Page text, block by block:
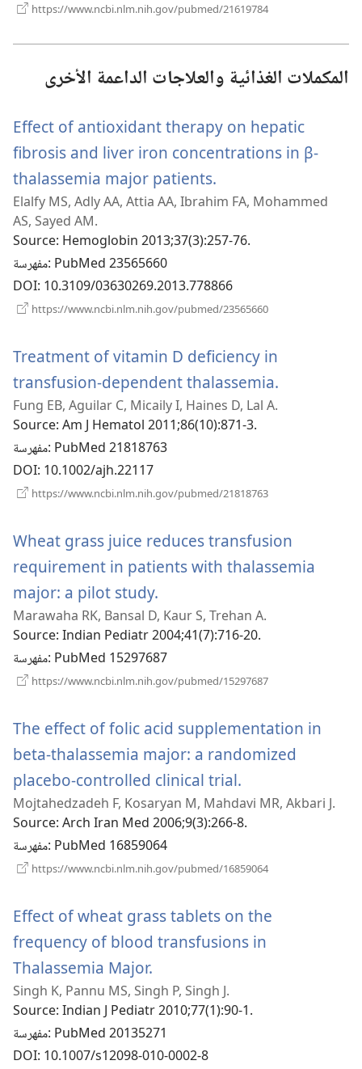
https://www.ncbi.nlm.nih.gov/pubmed/21619784
المكملات الغذائية والعلاجات الداعمة الأخرى
Effect of antioxidant therapy on hepatic
fibrosis and liver iron concentrations in β-
thalassemia major patients.
نافذة
Elalfy MS, Adly AA, Attia AA, Ibrahim FA, Mohammed
AS, Sayed AM.
Source‎: Hemoglobin 2013;37(3):257-76.
مفهرسة‎: PubMed 23565660
DOI‎: 10.3109/03630269.2013.778866
https://www.ncbi.nlm.nih.gov/pubmed/23565660
Treatment of vitamin D deficiency in
transfusion-dependent thalassemia.
Fung EB, Aguilar C, Micaily I, Haines D, Lal A.
Source‎: Am J Hematol 2011;86(10):871-3.
مفهرسة‎: PubMed 21818763
DOI‎: 10.1002/ajh.22117
https://www.ncbi.nlm.nih.gov/pubmed/21818763
Wheat grass juice reduces transfusion
requirement in patients with thalassemia
major: a pilot study.
نافذة
جديدة)
Marawaha RK, Bansal D, Kaur S, Trehan A.
Source‎: Indian Pediatr 2004;41(7):716-20.
مفهرسة‎: PubMed 15297687
https://www.ncbi.nlm.nih.gov/pubmed/15297687
The effect of folic acid supplementation in
beta-thalassemia major: a randomized
placebo-controlled clinical trial.
نافذة
Mojtahedzadeh F, Kosaryan M, Mahdavi MR, Akbari J.
Source‎: Arch Iran Med 2006;9(3):266-8.
مفهرسة‎: PubMed 16859064
https://www.ncbi.nlm.nih.gov/pubmed/16859064
Effect of wheat grass tablets on the
frequency of blood transfusions in
Thalassemia Major.
نافذة
جديدة)
Singh K, Pannu MS, Singh P, Singh J.
Source‎: Indian J Pediatr 2010;77(1):90-1.
مفهرسة‎: PubMed 20135271
DOI‎: 10.1007/s12098-010-0002-8